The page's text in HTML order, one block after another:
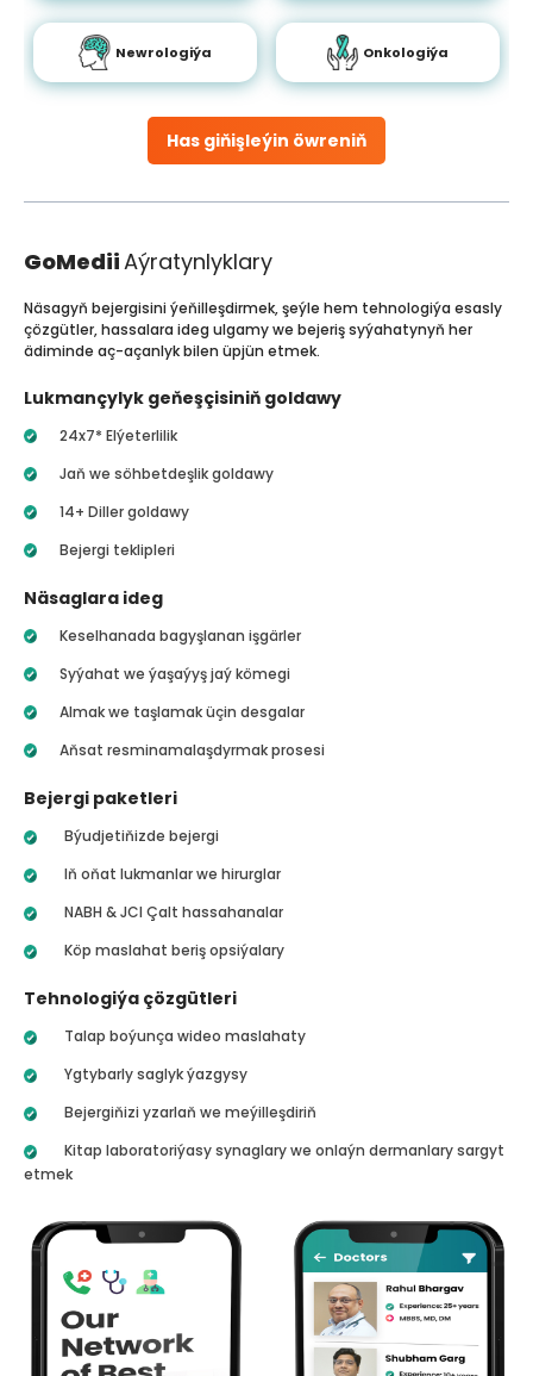
Has giňişleýin öwreniň
Newrologiýa Onkologiýa
GoMediiAýratynlyklary
Näsagyň bejergisini ýeňilleşdirmek, şeýle hem tehnologiýa esasly
çözgütler, hassalara ideg ulgamy we bejeriş syýahatynyň her
ädiminde aç-açanlyk bilen üpjün etmek.
Lukmançylyk geňeşçisiniň goldawy
24x7* Elýeterlilik
Jaň we söhbetdeşlik goldawy
14+ Diller goldawy
Bejergi teklipleri
Näsaglara ideg
Keselhanada bagyşlanan işgärler
Syýahat we ýaşaýyş jaý kömegi
Almak we taşlamak üçin desgalar
Aňsat resminamalaşdyrmak prosesi
Bejergi paketleri
Býudjetiňizde bejergi
Iň oňat lukmanlar we hirurglar
NABH & JCI Çalt hassahanalar
Köp maslahat beriş opsiýalary
Tehnologiýa çözgütleri
Talap boýunça wideo maslahaty
Ygtybarly saglyk ýazgysy
Bejergiňizi yzarlaň we meýilleşdiriň
Kitap laboratoriýasy synaglary we onlaýn dermanlary sargyt
etmek